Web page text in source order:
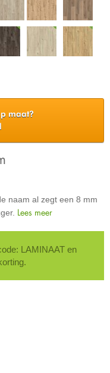
maat?
naam al zegt een 8 mm
Lees meer
LAMINAAT en